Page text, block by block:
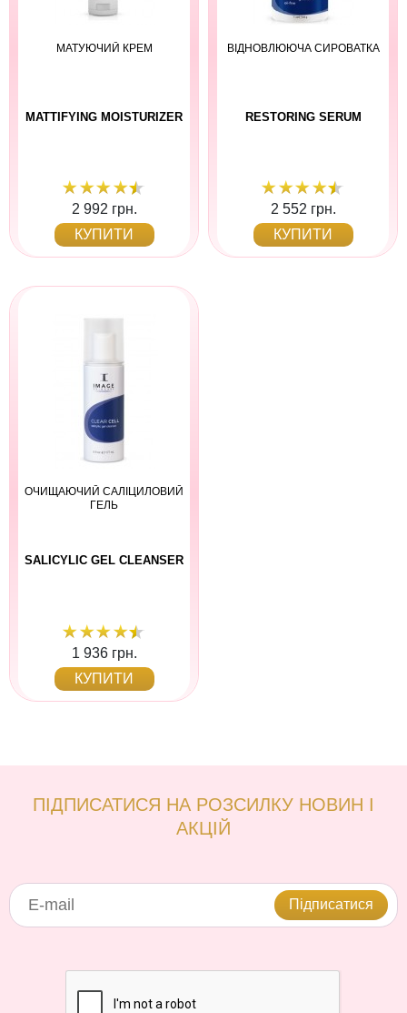
МАТУЮЧИЙ КРЕМ
MATTIFYING MOISTURIZER
2 992 грн.
КУПИТИ
ВІДНОВЛЮЮЧА СИРОВАТКА
RESTORING SERUM
2 552 грн.
КУПИТИ
ОЧИЩАЮЧИЙ САЛІЦИЛОВИЙ
ГЕЛЬ
SALICYLIC GEL CLEANSER
1 936 грн.
КУПИТИ
ПІДПИСАТИСЯ НА РОЗСИЛКУ НОВИН І
АКЦІЙ
Підписатися